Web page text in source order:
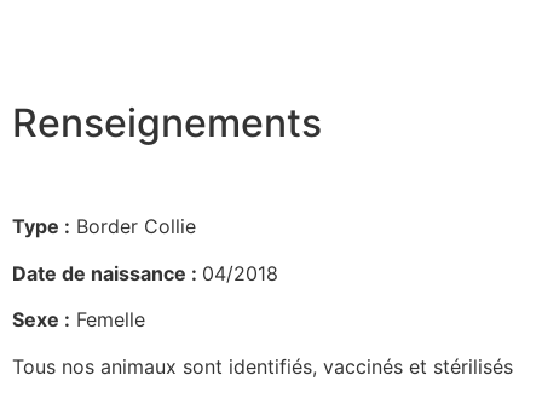
Renseignements
Type : Border Collie
Date de naissance : 04/2018
Sexe : Femelle
Tous nos animaux sont identifiés, vaccinés et stérilisés